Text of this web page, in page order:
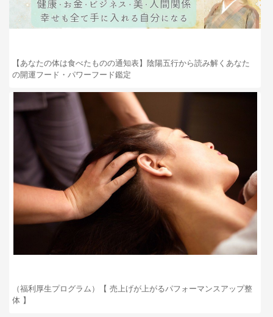
【あなたの体は食べたものの通知表】陰陽五行から読み解くあなた
の開運フード・パワーフード鑑定
（福利厚生プログラム）【 売上げが上がるパフォーマンスアップ整
体 】